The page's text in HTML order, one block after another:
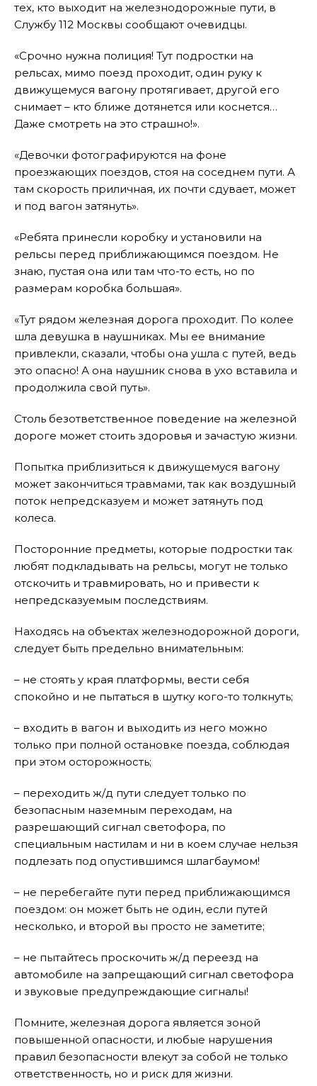
тех, кто выходит на железнодорожные пути, в
Службу 112 Москвы сообщают очевидцы.
«Срочно нужна полиция! Тут подростки на
рельсах, мимо поезд проходит, один руку к
движущемуся вагону протягивает, другой его
снимает – кто ближе дотянется или коснется…
Даже смотреть на это страшно!».
«Девочки фотографируются на фоне
проезжающих поездов, стоя на соседнем пути. А
там скорость приличная, их почти сдувает, может
и под вагон затянуть».
«Ребята принесли коробку и установили на
рельсы перед приближающимся поездом. Не
знаю, пустая она или там что-то есть, но по
размерам коробка большая».
«Тут рядом железная дорога проходит. По колее
шла девушка в наушниках. Мы ее внимание
привлекли, сказали, чтобы она ушла с путей, ведь
это опасно! А она наушник снова в ухо вставила и
продолжила свой путь».
Столь безответственное поведение на железной
дороге может стоить здоровья и зачастую жизни.
Попытка приблизиться к движущемуся вагону
может закончиться травмами, так как воздушный
поток непредсказуем и может затянуть под
колеса.
Посторонние предметы, которые подростки так
любят подкладывать на рельсы, могут не только
отскочить и травмировать, но и привести к
непредсказуемым последствиям.
Находясь на объектах железнодорожной дороги,
следует быть предельно внимательным:
– не стоять у края платформы, вести себя
спокойно и не пытаться в шутку кого-то толкнуть;
– входить в вагон и выходить из него можно
только при полной остановке поезда, соблюдая
при этом осторожность;
– переходить ж/д пути следует только по
безопасным наземным переходам, на
разрешающий сигнал светофора, по
специальным настилам и ни в коем случае нельзя
подлезать под опустившимся шлагбаумом!
– не перебегайте пути перед приближающимся
поездом: он может быть не один, если путей
несколько, и второй вы просто не заметите;
– не пытайтесь проскочить ж/д переезд на
автомобиле на запрещающий сигнал светофора
и звуковые предупреждающие сигналы!
Помните, железная дорога является зоной
повышенной опасности, и любые нарушения
правил безопасности влекут за собой не только
ответственность, но и риск для жизни.